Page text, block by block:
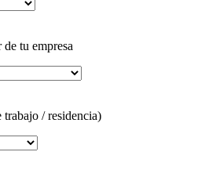
tu empresa
/ residencia)